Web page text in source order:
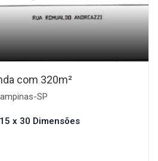
com 320m²
SP
15 x 30 Dimensões